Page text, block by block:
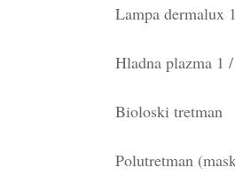
Lampa dermalux
Hladna plazma 1
Bioloski tretman
Polutretman